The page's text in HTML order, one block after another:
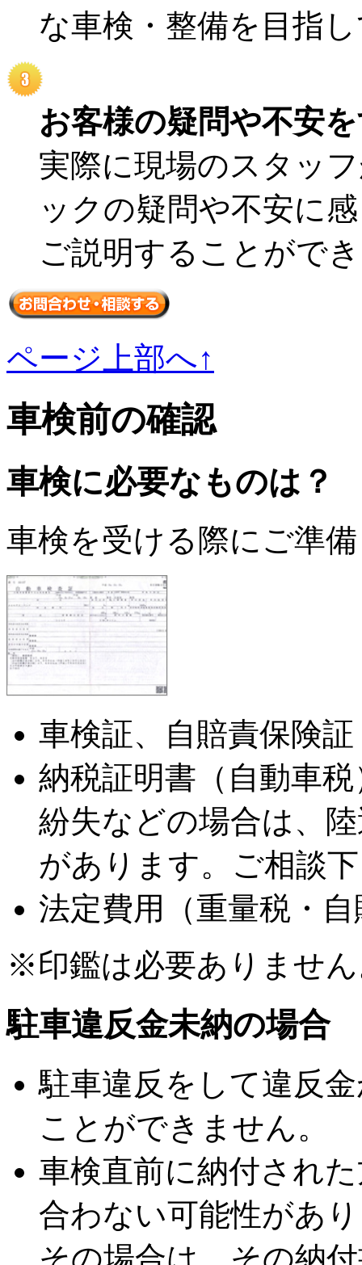
な車検・整備を目指
お客様の疑問や不安
実際に現場のスタッ
ックの疑問や不安に
ご説明することがで
ページ上部へ↑
車検前の確認
車検に必要なものは？
車検を受ける際にご準
車検証、自賠責保険証
納税証明書（自動車税
紛失などの場合は、
があります。ご相談
法定費用（重量税・
※印鑑は必要ありませ
駐車違反金未納の場合
駐車違反をして違反
ことができません。
車検直前に納付され
合わない可能性があ
その場合は、その納